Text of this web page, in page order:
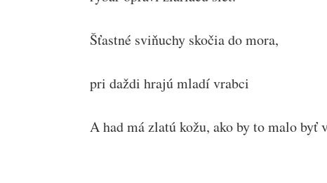
Šťastné sviňuchy skočia do mora,
pri daždi hrajú mladí vrabci
A had má zlatú kožu, ako by to malo byť